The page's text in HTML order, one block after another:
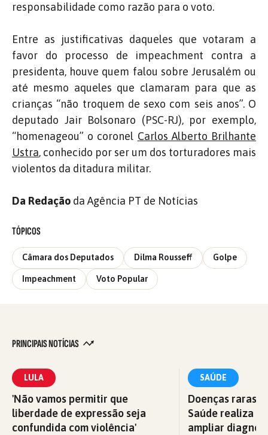
responsabilidade como razão para o voto.
Entre as justificativas daqueles que votaram a
favor do processo de impeachment contra a
presidenta, houve quem falou sobre Jerusalém ou
até mesmo aqueles que clamaram para que as
crianças “não troquem de sexo com seis anos”. O
deputado Jair Bolsonaro (PSC-RJ), por exemplo,
“homenageou” o coronel Carlos Alberto Brilhante
Ustra, conhecido por ser um dos torturadores mais
violentos da ditadura militar.
Da Redação da Agência PT de Notícias
TÓPICOS
Câmara dos Deputados Dilma Rousseff Golpe
Impeachment Voto Popular
PRINCIPAIS NOTÍCIAS
LULA
'Não vamos permitir que
liberdade de expressão seja
confundida com violência'
SAÚDE
Doenças raras:
Saúde realiza
ampliar